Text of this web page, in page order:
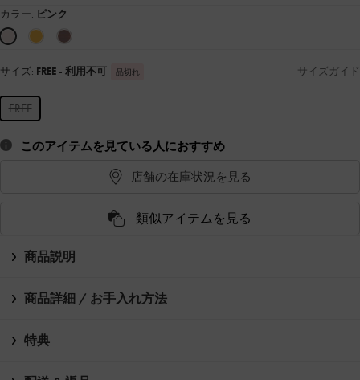
カラー: ピンク
サイズ: FREE - 利用不可 品切れ サイズガイド
FREE
このアイテムを見ている人におすすめ
店舗の在庫状況を見る
類似アイテムを見る
商品説明
商品詳細 / お手入れ方法
特典